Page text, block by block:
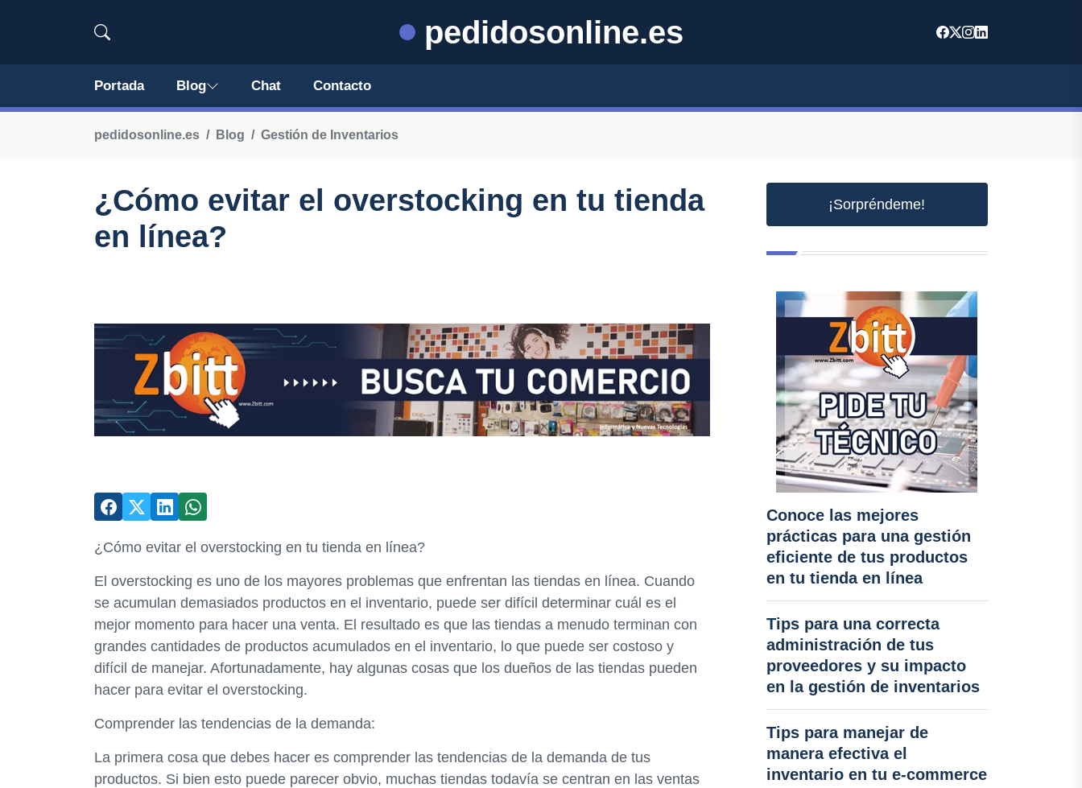
pedidosonline.es
Portada Blog Chat Contacto
pedidosonline.es Blog Gestión de Inventarios
¿Cómo evitar el overstocking en tu tienda
en línea?
¿Cómo evitar el overstocking en tu tienda en línea?
El overstocking es uno de los mayores problemas que enfrentan las tiendas en línea. Cuando
se acumulan demasiados productos en el inventario, puede ser difícil determinar cuál es el
mejor momento para hacer una venta. El resultado es que las tiendas a menudo terminan con
grandes cantidades de productos acumulados en el inventario, lo que puede ser costoso y
difícil de manejar. Afortunadamente, hay algunas cosas que los dueños de las tiendas pueden
hacer para evitar el overstocking.
Comprender las tendencias de la demanda:
La primera cosa que debes hacer es comprender las tendencias de la demanda de tus
productos. Si bien esto puede parecer obvio, muchas tiendas todavía se centran en las ventas
¡Sorpréndeme!
Conoce las mejores
prácticas para una gestión
eficiente de tus productos
en tu tienda en línea
Tips para una correcta
administración de tus
proveedores y su impacto
en la gestión de inventarios
Tips para manejar de
manera efectiva el
inventario en tu e-commerce